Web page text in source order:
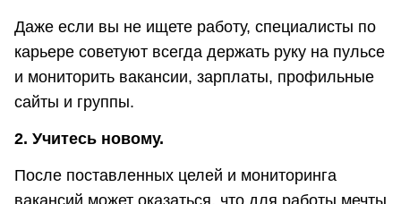
Даже если вы не ищете работу, специалисты по
карьере советуют всегда держать руку на пульсе
и мониторить вакансии, зарплаты, профильные
сайты и группы.
2. Учитесь новому.
После поставленных целей и мониторинга